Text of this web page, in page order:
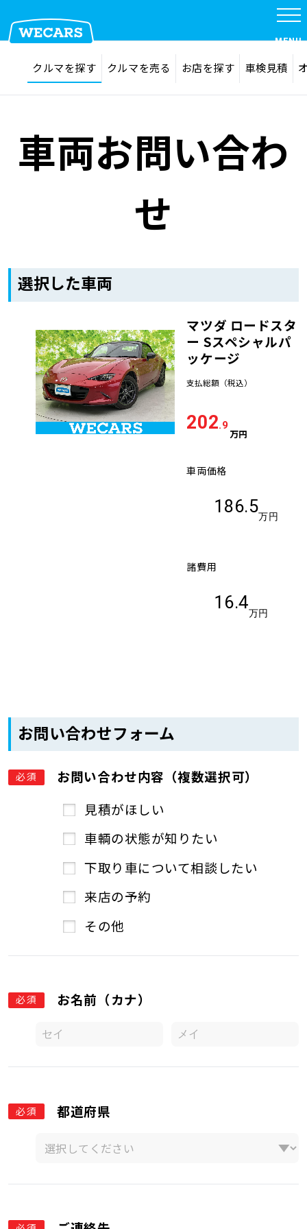
在庫検索 サイト内検索
MENU
クルマを探す
クルマを売る
車検見積
車検料金・メニュー
品質管理とサポート体制
オイル交換・点検・整備予約
お役立ち情報
お問い合わせ
採用情報
0120-733-500
クルマを探す クルマを売る お店を探す 車検見積
車両お問い合わ
せ
選択した車両
マツダ ロードスタ
ー Sスペシャルパ
ッケージ
支払総額 （税込）
202.9
万円
車両価格
186.5
万円
諸費用
16.4
万円
お問い合わせフォーム
必須
お問い合わせ内容（複数選択可）
見積がほしい
車輌の状態が知りたい
下取り車について相談したい
来店の予約
その他
必須 お名前（カナ）
必須 都道府県